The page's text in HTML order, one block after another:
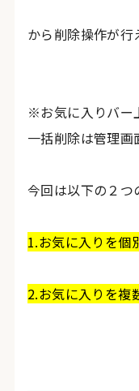
から削除操作が行
※お気に入りバー
一括削除は管理画
今回は以下の２つ
1.お気に入りを個
2.お気に入りを複